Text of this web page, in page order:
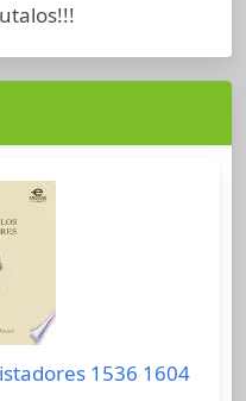
1536 1604